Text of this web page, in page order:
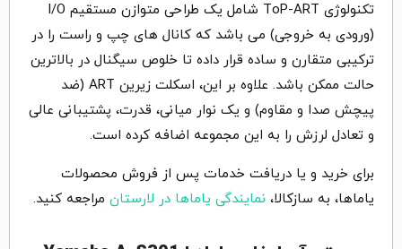
تکنولوژی ToP-ART شامل یک طراحی متوازن مستقیم I/O
(ورودی به خروجی) می باشد که کانال های چپ و راست را در
ترکیبی متقارن و ساده قرار داده تا خلوص سیگنال در بالاترین
حالت ممکن باشد. علاوه بر این، اسکلت زیرین ART (ضد
پیچش صدا و مقاوم) و یک نوار میانی، قدرت، پشتیبانی عالی
و تعادل لرزش را به این مجموعه اضافه کرده است.
برای خرید و یا دریافت خدمات پس از فروش محصولات
یاماها، به سازکالا، نمایندگی یاماها در لارستان مراجعه کنید.